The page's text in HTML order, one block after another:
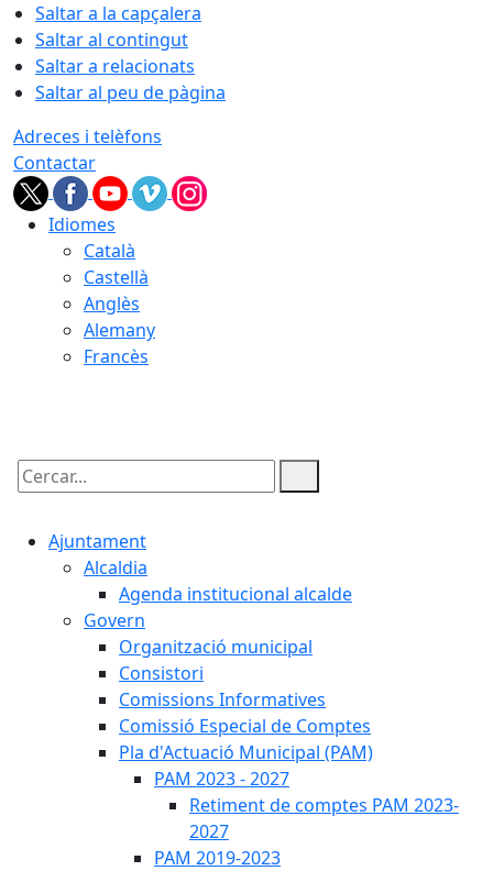
Saltar a la capçalera
Saltar al contingut
Saltar a relacionats
Saltar al peu de pàgina
Adreces i telèfons
Contactar
Idiomes
Català
Castellà
Anglès
Alemany
Francès
Cercar:
Ajuntament
Alcaldia
Agenda institucional alcalde
Govern
Organització municipal
Consistori
Comissions Informatives
Comissió Especial de Comptes
Pla d'Actuació Municipal (PAM)
PAM 2023 - 2027
Retiment de comptes PAM 2023-
2027
PAM 2019-2023